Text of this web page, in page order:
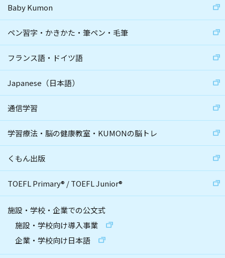
Baby Kumon
ペン習字・かきかた・筆ペン・毛筆
フランス語・ドイツ語
Japanese（日本語）
通信学習
学習療法・脳の健康教室・KUMONの脳トレ
くもん出版
TOEFL Primary® /TOEFL Junior®
施設・学校・企業での公文式
施設・学校向け導入事業
企業・学校向け日本語